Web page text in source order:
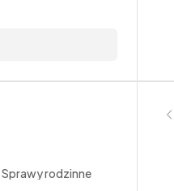
rodzinne